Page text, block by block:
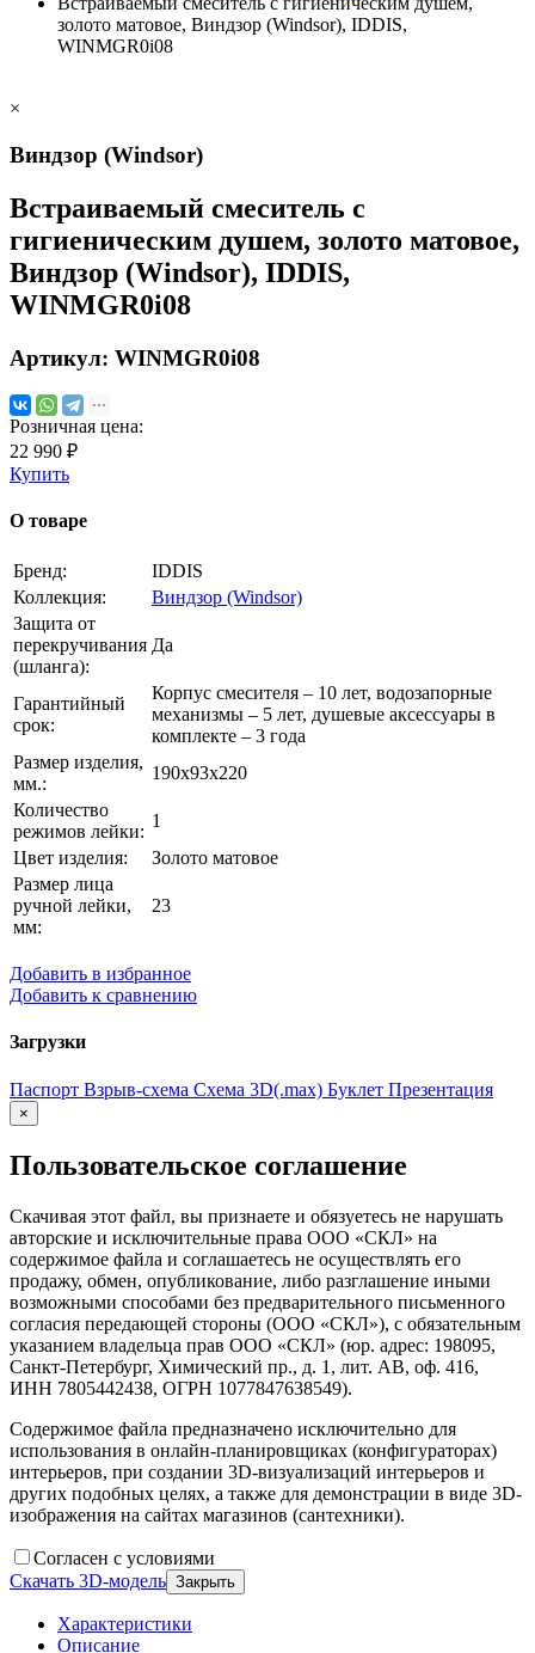
золото матовое, Виндзор (Windsor), IDDIS,
WINMGR0i08
×
Виндзор (Windsor)
Встраиваемый смеситель с
гигиеническим душем, золото матовое,
Виндзор (Windsor), IDDIS,
WINMGR0i08
Артикул: WINMGR0i08
Розничная цена:
22 990 ₽
Купить
О товаре
Бренд:
IDDIS
Коллекция:
Виндзор (Windsor)
Защита от
перекручивания
(шланга):
Да
Гарантийный
срок:
Корпус смесителя – 10 лет, водозапорные
механизмы – 5 лет, душевые аксессуары в
комплекте – 3 года
Размер изделия,
мм.:
190х93х220
Количество
режимов лейки:
1
Цвет изделия:
Золото матовое
Размер лица
ручной лейки,
мм:
23
Добавить в избранное
Добавить к сравнению
Загрузки
Паспорт Взрыв-схема Схема 3D(.max) Буклет Презентация
×
Пользовательское соглашение
Скачивая этот файл, вы признаете и обязуетесь не нарушать
авторские и исключительные права ООО «СКЛ» на
содержимое файла и соглашаетесь не осуществлять его
продажу, обмен, опубликование, либо разглашение иными
возможными способами без предварительного письменного
согласия передающей стороны (ООО «СКЛ»), с обязательным
указанием владельца прав ООО «СКЛ» (юр. адрес: 198095,
Санкт-Петербург, Химический пр., д. 1, лит. АВ, оф. 416,
ИНН 7805442438, ОГРН 1077847638549).
Содержимое файла предназначено исключительно для
использования в онлайн-планировщиках (конфигураторах)
интерьеров, при создании 3D-визуализаций интерьеров и
других подобных целях, а также для демонстрации в виде 3D-
изображения на сайтах магазинов (сантехники).
Согласен с условиями
Скачать 3D-модель Закрыть
Характеристики
Описание